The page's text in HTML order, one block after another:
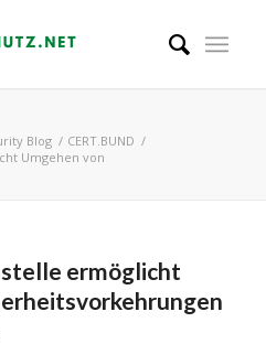
Blog / CERT.BUND /
Umgehen von
ermöglicht